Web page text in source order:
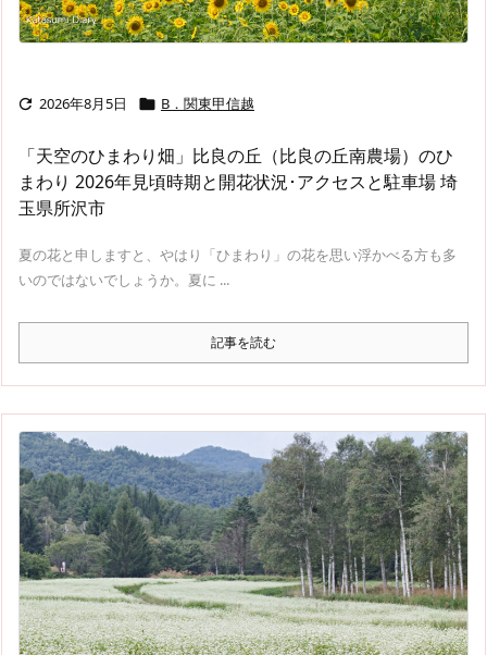
 2026年8月5日  B．関東甲信越
「天空のひまわり畑」比良の丘（比良の丘南農場）のひ
まわり 2026年見頃時期と開花状況･アクセスと駐車場 埼
玉県所沢市
夏の花と申しますと、やはり「ひまわり」の花を思い浮かべる方も多
いのではないでしょうか。夏に ...
記事を読む